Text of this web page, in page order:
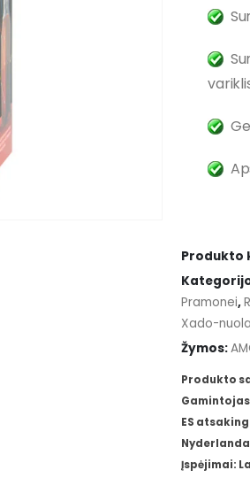
Produkto
Pramonei,
Xado-
Žymos:
Produkto
ES
Įspėjimai: